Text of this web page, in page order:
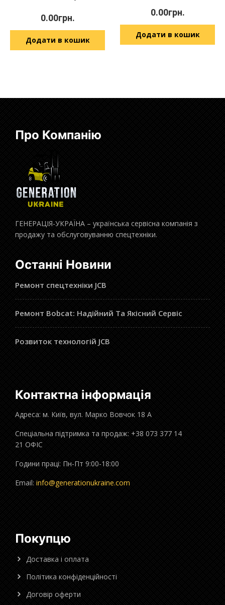
0.00грн.
Додати в кошик
0.00грн.
Додати в кошик
Про Компанію
ГЕНЕРАЦІЯ-УКРАЇНА – українська сервісна компанія з
продажу та обслуговуванню спецтехніки.
Останні Новини
Ремонт спецтехніки JCB
Ремонт Bobcat: Надійний Та Якісний Сервіс
Розвиток технологій JCB
Контактна інформація
Адреса: м. Київ, вул. Марко Вовчок 18 А
Спеціальна підтримка та продаж: +38 073 377 14
21 ОФІС
Години праці: Пн-Пт 9:00-18:00
Email: info@generationukraine.com
Покупцю
Доставка і оплата
Політика конфіденційності
Договір оферти